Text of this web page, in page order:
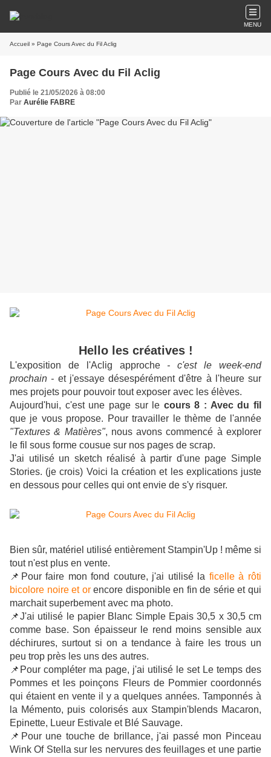
MENU
Accueil » Page Cours Avec du Fil Aclig
Page Cours Avec du Fil Aclig
Publié le 21/05/2026 à 08:00
Par Aurélie FABRE
Hello les créatives !
L'exposition de l'Aclig approche- c'est le week-end
prochain - et j'essaye désespérément d'être à l'heure sur
mes projets pour pouvoir tout exposer avec les élèves.
Aujourd'hui, c'est une page sur le cours 8 : Avec du fil
que je vous propose. Pour travailler le thème de l'année
"Textures & Matières", nous avons commencé à explorer
le fil sous forme cousue sur nos pages de scrap.
J'ai utilisé un sketch réalisé à partir d'une page Simple
Stories. (je crois) Voici la création et les explications juste
en dessous pour celles qui ont envie de s'y risquer.
Bien sûr, matériel utilisé entièrement Stampin'Up ! même si
tout n'est plus en vente.
📌Pour faire mon fond couture, j'ai utilisé la ficelle à rôti
bicolore noire et orencore disponible en fin de série et qui
marchait superbement avec ma photo.
📌J'ai utilisé le papier Blanc Simple Epais 30,5 x 30,5 cm
comme base. Son épaisseur le rend moins sensible aux
déchirures, surtout si on a tendance à faire les trous un
peu trop près les uns des autres.
📌Pour compléter ma page, j'ai utilisé le set Le temps des
Pommes et les poinçons Fleurs de Pommier coordonnés
qui étaient en vente il y a quelques années. Tamponnés à
la Mémento, puis colorisés aux Stampin'blends Macaron,
Epinette, Lueur Estivale et Blé Sauvage.
📌Pour une touche de brillance, j'ai passé mon Pinceau
Wink Of Stella sur les nervures des feuillages et une partie